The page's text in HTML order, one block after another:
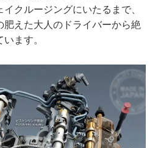
クルージングにいたるまで、
えた大人のドライバーから絶
ます。